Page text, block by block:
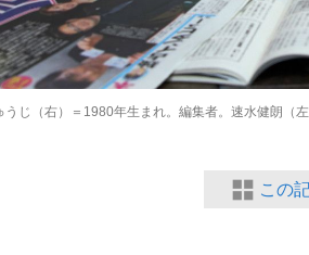
うじ（右）＝1980年生まれ。編集者。速水健朗
この